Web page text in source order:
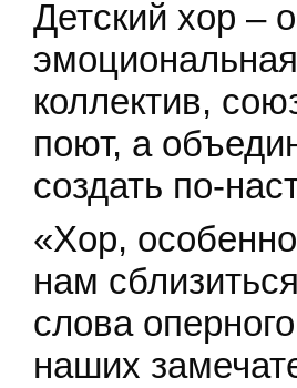
Детский хор –
коллектив,
поют, а
создать по-
«Хор,
нам
слова
наших